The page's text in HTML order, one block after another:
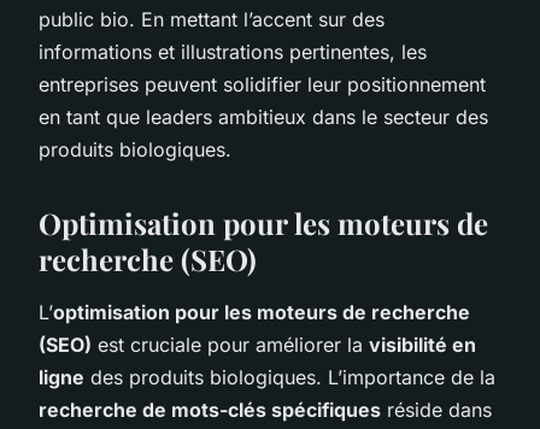
public bio. En mettant l’accent sur des
informations et illustrations pertinentes, les
entreprises peuvent solidifier leur positionnement
en tant que leaders ambitieux dans le secteur des
produits biologiques.
Optimisation pour les moteurs de
recherche (SEO)
L’optimisation pour les moteurs de recherche
(SEO) est cruciale pour améliorer la visibilité en
ligne des produits biologiques. L’importance de la
recherche de mots-clés spécifiques réside dans